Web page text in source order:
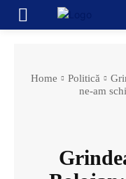
Home Politică
ne-am